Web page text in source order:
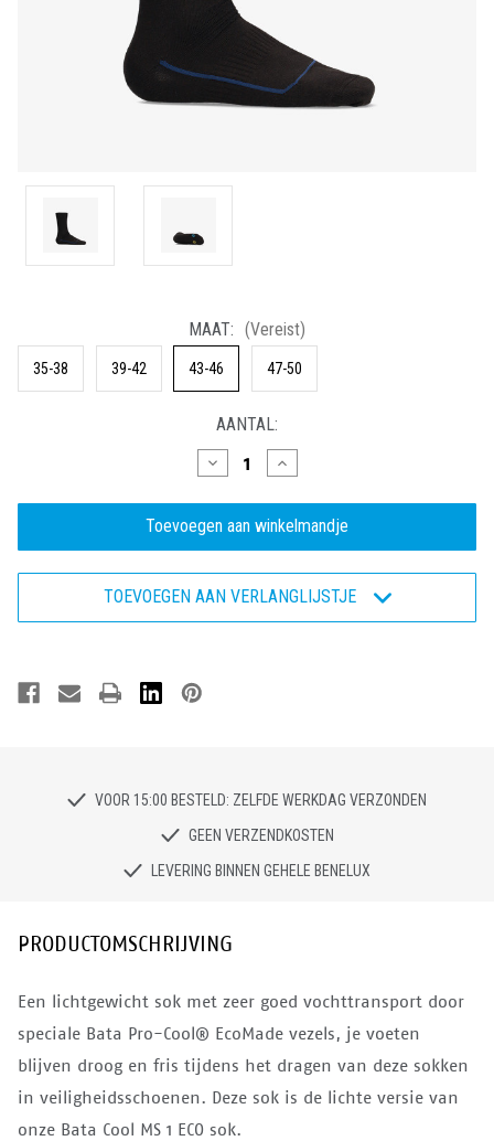
MAAT: (Vereist)
35-38 39-42 43-46 47-50
AANTAL:
Hoeveelheid
verlagen
LS
2
-
Vochttransporterende
werksok
Hoeveelheid
verhogen
Cool
LS
2
-
Vochttransporterende
werksok
TOEVOEGEN AAN VERLANGLIJSTJE
VOOR 15:00 BESTELD: ZELFDE WERKDAG VERZONDEN
GEEN VERZENDKOSTEN
LEVERING BINNEN GEHELE BENELUX
PRODUCTOMSCHRIJVING
Een lichtgewicht sok met zeer goed vochttransport door
speciale Bata Pro-Cool® EcoMade vezels, je voeten
blijven droog en fris tijdens het dragen van deze sokken
in veiligheidsschoenen. Deze sok is de lichte versie van
onze Bata Cool MS 1 ECO sok.